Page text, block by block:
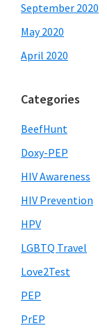
September 2020
May 2020
April 2020
Categories
BeefHunt
Doxy-PEP
HIV Awareness
HIV Prevention
HPV
LGBTQ Travel
Love2Test
PEP
PrEP